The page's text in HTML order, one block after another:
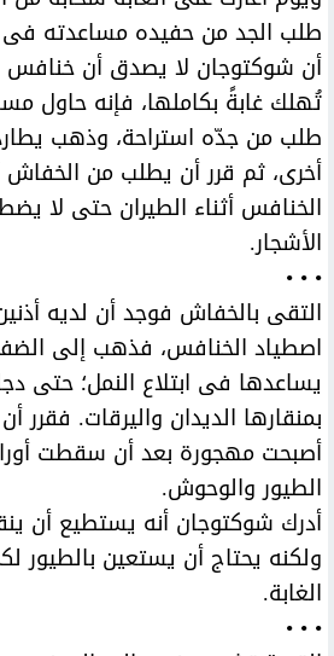
طلب الجد من حفيده مساعدته فى
أن شوكتوجان لا يصدق أن
تُهلك غابةً بكاملها، فإنه حاول
طلب من جدّه استراحة، وذهب
أخرى، ثم قرر أن يطلب من
الخنافس أثناء الطيران حتى لا
الأشجار.
• • •
التقى بالخفاش فوجد أن لديه
اصطياد الخنافس، فذهب إلى
يساعدها فى ابتلاع النمل؛ حتى
بمنقارها الديدان واليرقات. فقرر
أصبحت مهجورة بعد أن سقطت
الطيور والوحوش.
أدرك شوكتوجان أنه يستطيع أن
ولكنه يحتاج أن يستعين بالطيور
الغابة.
• • •